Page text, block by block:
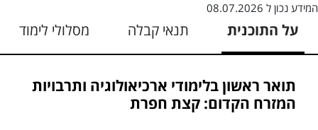
המידע נכון ל 08.07.2026
על התוכנית תנאי קבלה מסלולי לימוד
תואר ראשון בלימודי ארכיאולוגיה ותרבויות
המזרח הקדום: קצת חפרת